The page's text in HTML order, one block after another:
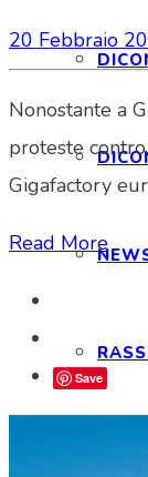
20 Febbraio
Nonostante a
proteste
Gigafactory
Read More
Save